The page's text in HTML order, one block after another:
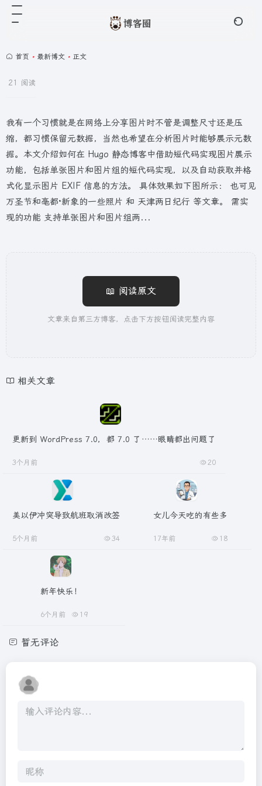
首页 • 最新博文 • 正文
21 阅读
我有一个习惯就是在网络上分享图片时不管是调整尺寸还是压
缩，都习惯保留元数据，当然也希望在分析图片时能够展示元数
据。本文介绍如何在 Hugo 静态博客中借助短代码实现图片展示
功能，包括单张图片和图片组的短代码实现，以及自动获取并格
式化显示图片 EXIF 信息的方法。 具体效果如下图所示： 也可见
万圣节和亳都·新象的一些照片 和 天津两日纪行 等文章。 需实
现的功能 支持单张图片和图片组两...
📖 阅读原文
文章来自第三方博客，点击下方按钮阅读完整内容
相关文章
更新到 WordPress 7.0，都 7.0 了……眼睛都出问题了
3个月前 20
美以伊冲突导致航班取消改签
5个月前 34
女儿今天吃的有些多
17年前 18
新年快乐！
6个月前 19
暂无评论